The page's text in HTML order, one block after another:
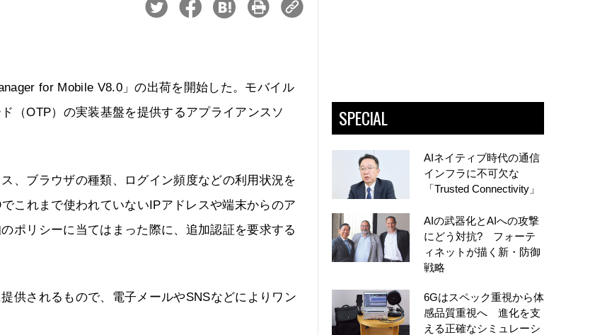
for Mobile V8.0」の出荷を開始した。モバイル
（OTP）の実装基盤を提供するアプライアンスソ
、ブラウザの種類、ログイン頻度などの利用状況を
これまで使われていないIPアドレスや端末からのア
ポリシーに当てはまった際に、追加認証を要求する
供されるもので、電子メールやSNSなどによりワン
SPECIAL
AIネイティブ時代の通信
インフラに不可欠な
「Trusted Connectivity」
AIの武器化とAIへの攻撃
にどう対抗? フォーテ
ィネットが描く新・防御
戦略
6Gはスペック重視から体
感品質重視へ 進化を支
える正確なシミュレーシ